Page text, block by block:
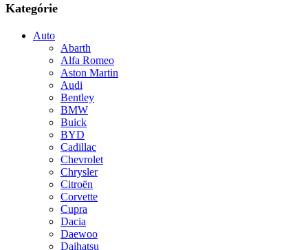
Kategórie
Auto
Abarth
Alfa Romeo
Aston Martin
Audi
Bentley
BMW
Buick
BYD
Cadillac
Chevrolet
Chrysler
Citroën
Corvette
Cupra
Dacia
Daewoo
Daihatsu